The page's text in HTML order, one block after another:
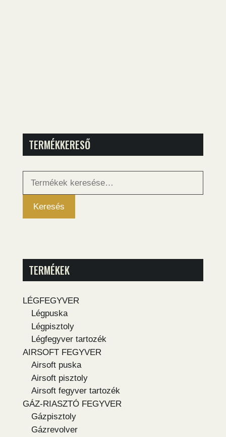
TERMÉKKERESŐ
Keresés
Keresés
TERMÉKEK
LÉGFEGYVER
Légpuska
Légpisztoly
Légfegyver tartozék
AIRSOFT FEGYVER
Airsoft puska
Airsoft pisztoly
Airsoft fegyver tartozék
GÁZ-RIASZTÓ FEGYVER
Gázpisztoly
Gázrevolver